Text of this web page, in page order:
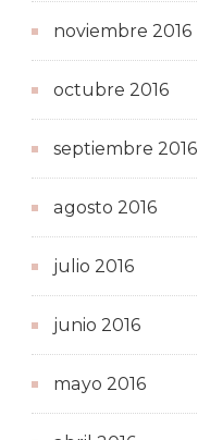
noviembre 2016
octubre 2016
septiembre 2016
agosto 2016
julio 2016
junio 2016
mayo 2016